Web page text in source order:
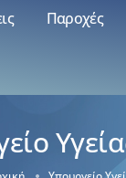
Παροχές